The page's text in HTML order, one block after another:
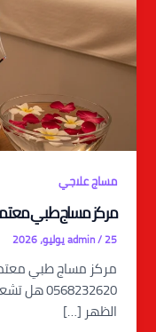
مساج علاجي
مركز مساج طبي
admin/25 يوليو، 2026
مركز مساج طبي
الظهر […]